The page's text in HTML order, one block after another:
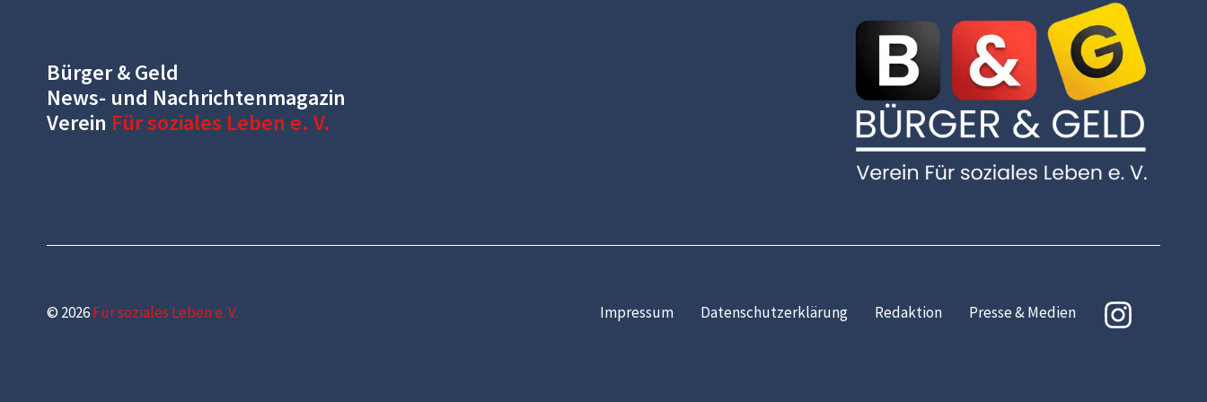
Bürger & Geld
News- und Nachrichtenmagazin
Verein Für soziales Leben e. V.
© 2026Für soziales Leben e. V. Impressum Datenschutzerklärung Redaktion Presse & Medien